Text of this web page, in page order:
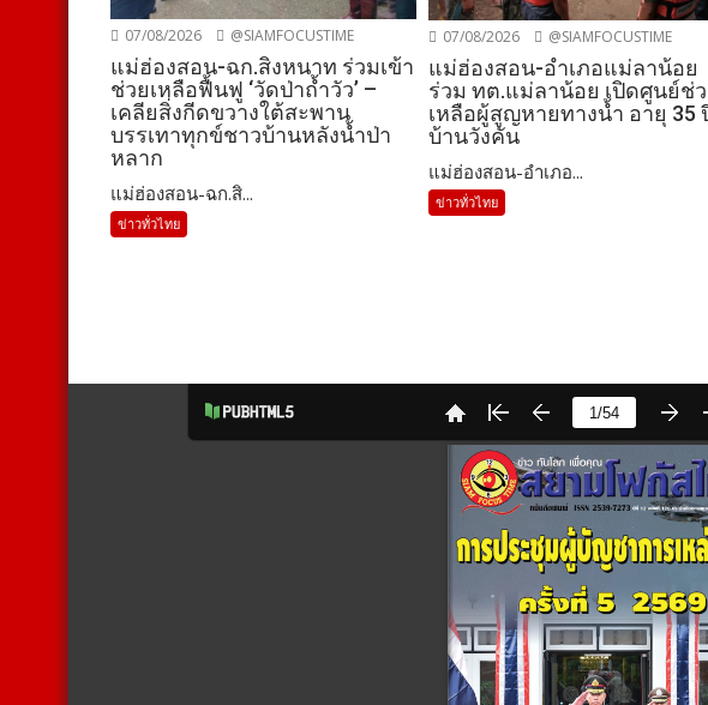
07/08/2026 @SIAMFOCUSTIME
แม่ฮ่องสอน-ฉก.สิงหนาท ร่วมเข้า
ช่วยเหลือฟื้นฟู ‘วัดป่าถ้ำวัว’ –
เคลียสิ่งกีดขวางใต้สะพาน
บรรเทาทุกข์ชาวบ้านหลังน้ำป่า
หลาก
แม่ฮ่องสอน-ฉก.สิ...
ข่าวทั่วไทย
07/08/2026 @SIAMFOCUSTIME
แม่ฮ่องสอน-อำเภอแม่ลาน้อย
ร่วม ทต.แม่ลาน้อย เปิดศูนย์ช่
เหลือผู้สูญหายทางน้ำ อายุ 35
บ้านวังคัน
แม่ฮ่องสอน-อำเภอ...
ข่าวทั่วไทย